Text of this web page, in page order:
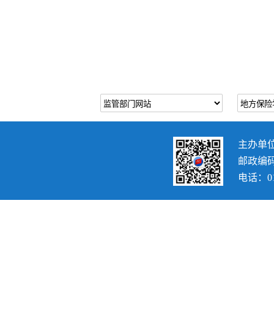
主办单
邮政编
电话：